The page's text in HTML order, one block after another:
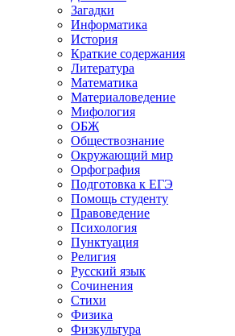
Загадки
Информатика
История
Краткие содержания
Литература
Математика
Материаловедение
Мифология
ОБЖ
Обществознание
Окружающий мир
Орфография
Подготовка к ЕГЭ
Помощь студенту
Правоведение
Психология
Пунктуация
Религия
Русский язык
Сочинения
Стихи
Физика
Физкультура